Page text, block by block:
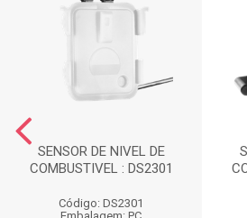
SENSOR DE NIVEL DE
COMBUSTIVEL : DS2301
Código: DS2301